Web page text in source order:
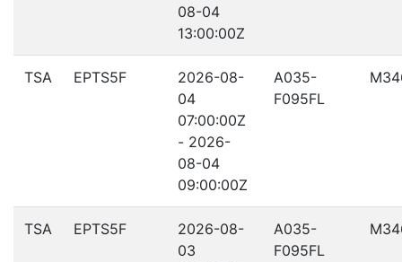
08-04
13:00:00Z
TSA EPTS5F
2026-08-
04
07:00:00Z
- 2026-
08-04
09:00:00Z
A035-
F095FL
TSA EPTS5F
2026-08-
03
A035-
F095FL